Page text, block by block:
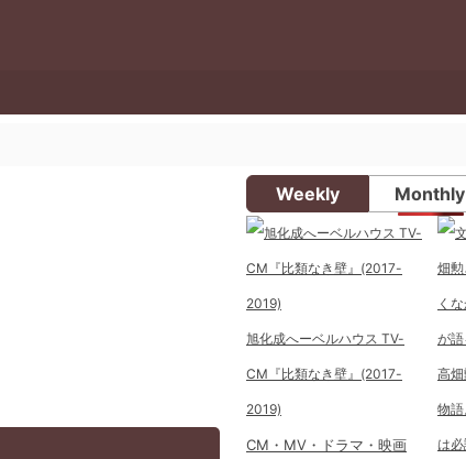
Weekly Monthly
旭化成へーベルハウス TV-
CM『比類なき壁』(2017-
2019)
CM・MV・ドラマ・映画